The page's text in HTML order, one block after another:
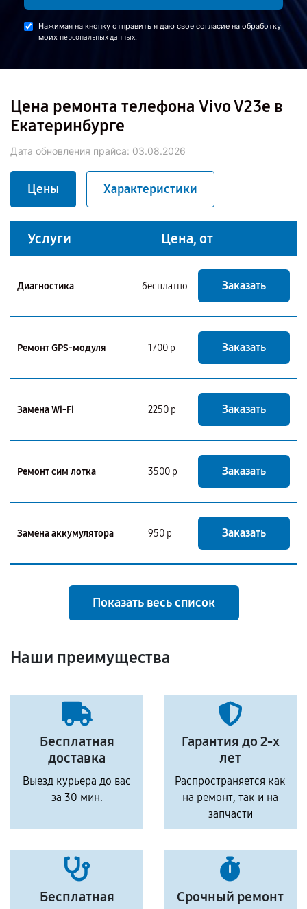
Нажимая на кнопку отправить я даю свое согласие на обработку
моих персональных данных.
Цена ремонта телефона Vivo V23e в
Екатеринбурге
Дата обновления прайса: 03.08.2026
Цены Характеристики
Услуги Цена, от
Диагностика бесплатно Заказать
Ремонт GPS-модуля 1700 р Заказать
Замена Wi-Fi 2250 р Заказать
Ремонт сим лотка 3500 р Заказать
Замена аккумулятора 950 р Заказать
Показать весь список
Наши преимущества
Бесплатная
доставка
Выезд курьера до вас
за 30 мин.
Гарантия до 2-х
лет
Распространяется как
на ремонт, так и на
запчасти
Бесплатная
Срочный ремонт